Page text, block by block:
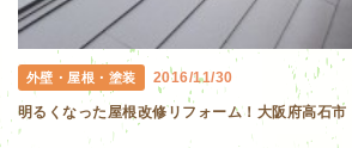
外壁・屋根・塗装 2016/11/30
明るくなった屋根改修リフォーム！大阪府高石市